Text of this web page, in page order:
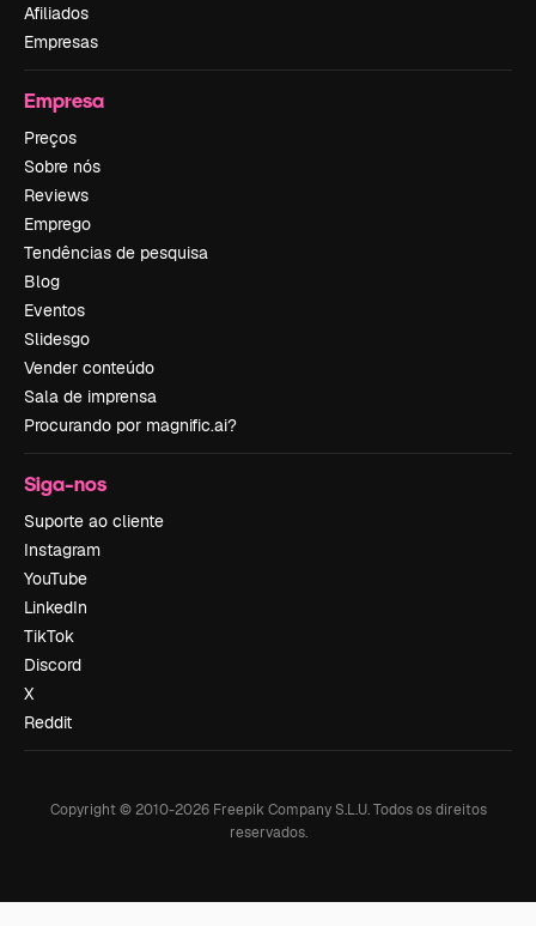
Afiliados
Empresas
Empresa
Preços
Sobre nós
Reviews
Emprego
Tendências de pesquisa
Blog
Eventos
Slidesgo
Vender conteúdo
Sala de imprensa
Procurando por magnific.ai?
Siga-nos
Suporte ao cliente
Instagram
YouTube
LinkedIn
TikTok
Discord
X
Reddit
Copyright © 2010-2026Freepik Company S.L.U. Todos os direitos
reservados.